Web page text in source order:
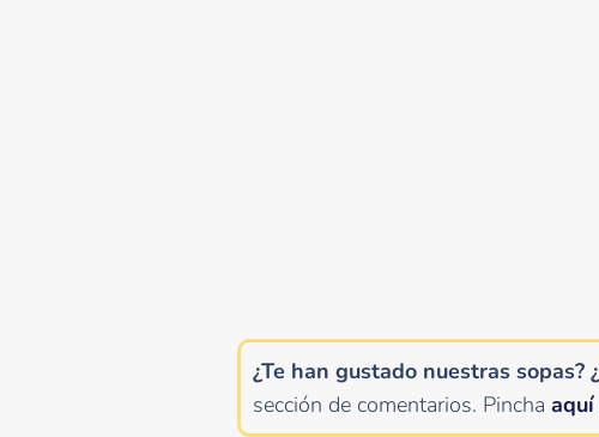
¿Te han gustado nuestras sopas?
sección de comentarios. Pincha aquí